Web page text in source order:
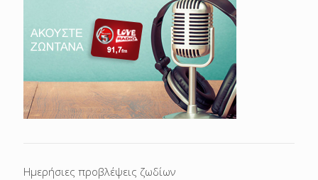
Ημερήσιες προβλέψεις ζωδίων